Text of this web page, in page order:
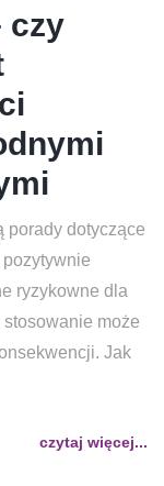
czy
porady dotyczące
pozytywnie
ryzykowne dla
może
Jak
czytaj więcej...